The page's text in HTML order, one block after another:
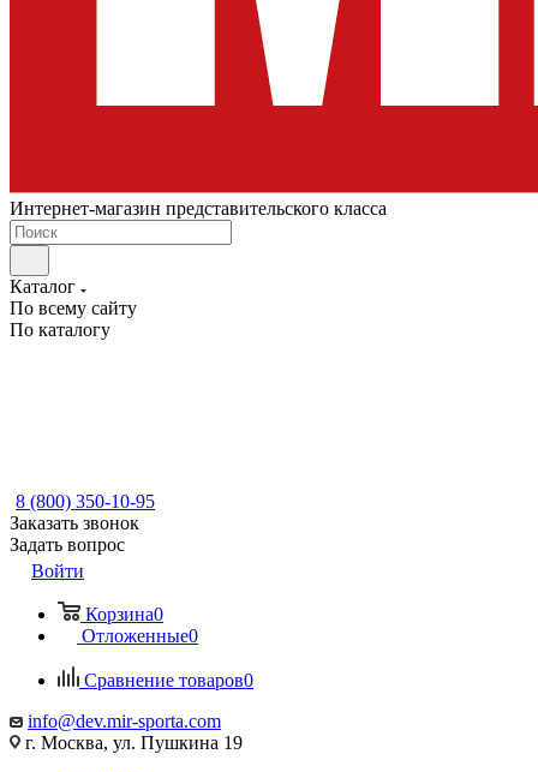
Интернет-магазин представительского класса
Каталог
По всему сайту
По каталогу
8 (800) 350-10-95
Заказать звонок
Задать вопрос
Войти
Корзина0
Отложенные0
Сравнение товаров0
info@dev.mir-sporta.com
г. Москва, ул. Пушкина 19